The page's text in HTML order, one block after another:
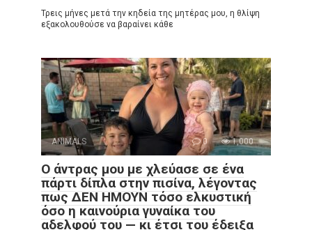
Τρεις μήνες μετά την κηδεία της μητέρας μου, η θλίψη
εξακολουθούσε να βαραίνει κάθε
ANIMALS 0 1,000
Ο άντρας μου με χλεύασε σε ένα
πάρτι δίπλα στην πισίνα, λέγοντας
πως ΔΕΝ ΗΜΟΥΝ τόσο ελκυστική
όσο η καινούρια γυναίκα του
αδελφού του — κι έτσι του έδειξα